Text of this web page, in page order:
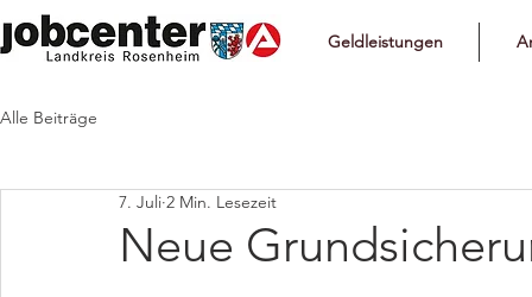
Geldleistungen
Alle Beiträge
Neue
7. Juli 2 Min. Lesezeit